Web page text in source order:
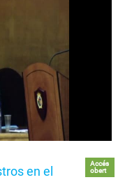
en el
Accés
obert